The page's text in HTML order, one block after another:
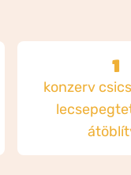
1
konzerv